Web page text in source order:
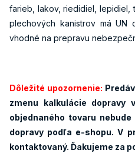
farieb, lakov, riedidiel, lepidiel,
plechových kanistrov má UN
vhodné na prepravu
Dôležité upozornenie:
zmenu kalkulácie dopravy
objednaného tovaru
dopravy podľa e-shopu. V
kontaktovaný. Ďakujeme za